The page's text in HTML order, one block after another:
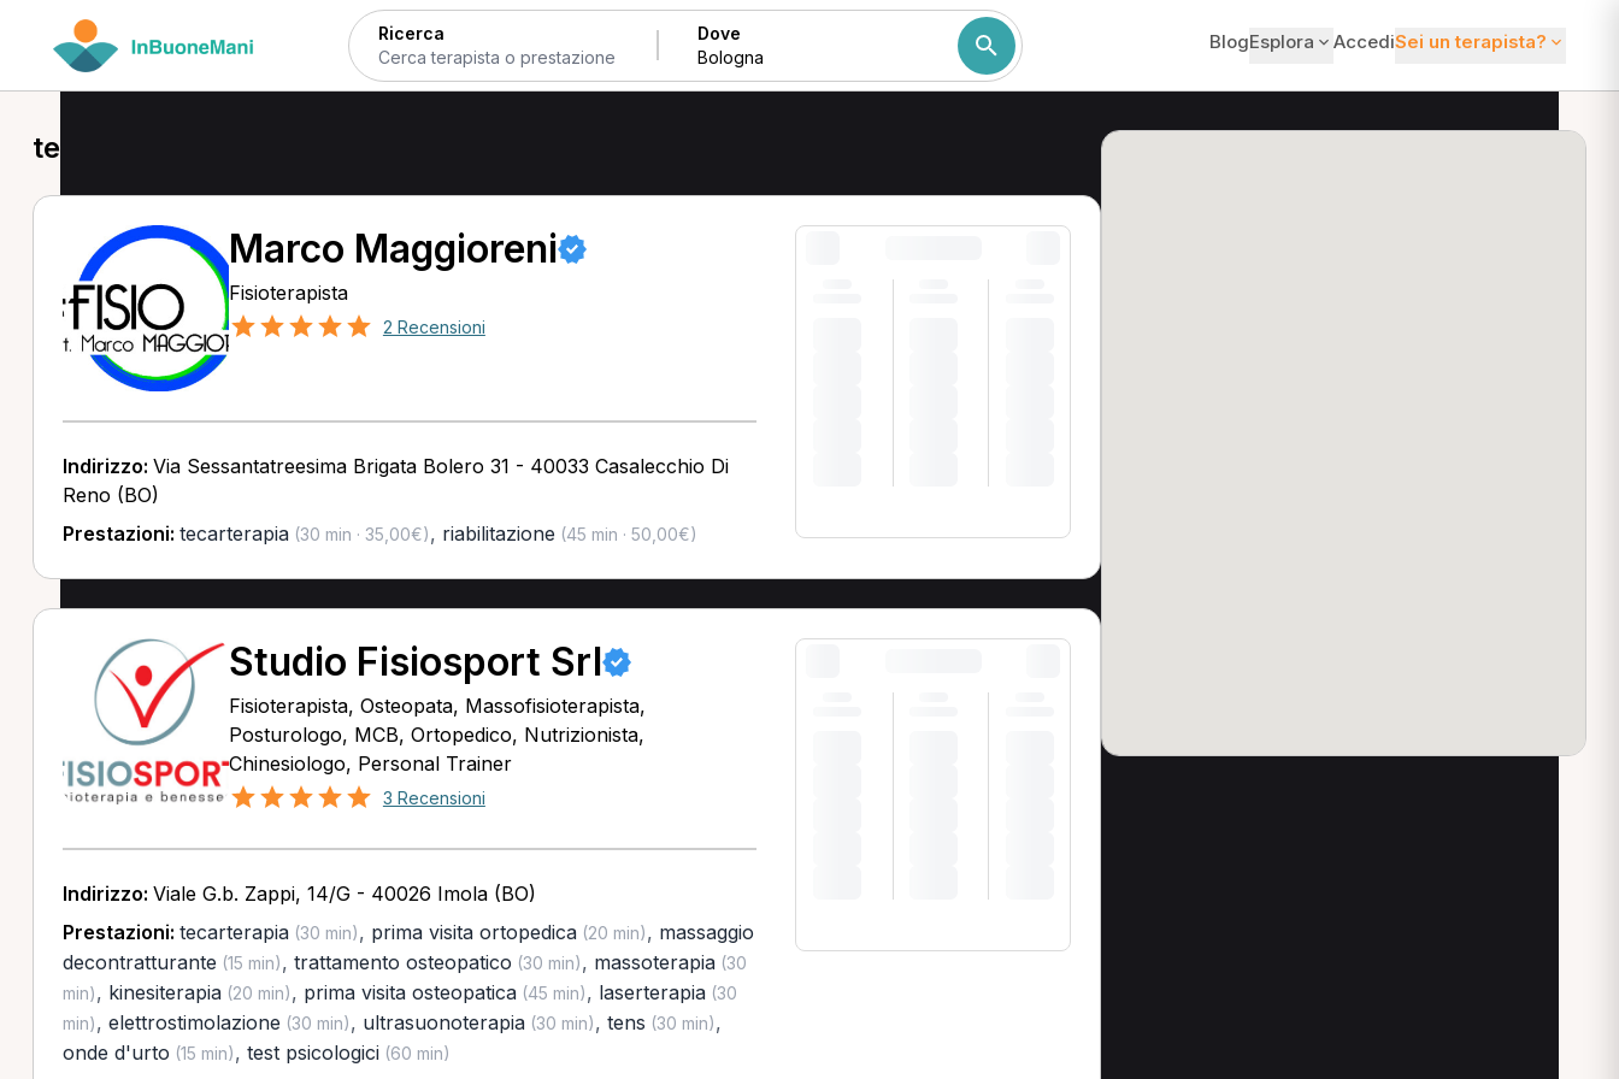
Ricerca Dove BlogEsplora AccediSei un terapista?
tecarterapia a Bologna
Marco Maggioreni
Fisioterapista
2 Recensioni
Indirizzo: Via Sessantatreesima Brigata Bolero 31 - 40033 Casalecchio Di
Reno (BO)
Prestazioni: tecarterapia(30 min · 35,00€), riabilitazione (45 min · 50,00€)
Studio Fisiosport Srl
Fisioterapista, Osteopata, Massofisioterapista,
Posturologo, MCB, Ortopedico, Nutrizionista,
Chinesiologo, Personal Trainer
3 Recensioni
Indirizzo: Viale G.b. Zappi, 14/G - 40026 Imola (BO)
Prestazioni: tecarterapia(30 min), prima visita ortopedica(20 min), massaggio
decontratturante (15 min), trattamento osteopatico (30 min), massoterapia(30
min), kinesiterapia(20 min), prima visita osteopatica(45 min), laserterapia(30
min), elettrostimolazione (30 min), ultrasuonoterapia(30 min), tens (30 min),
onde d'urto (15 min), test psicologici(60 min)